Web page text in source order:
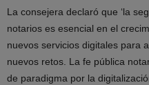
La consejera declaró que ‘la
notarios es esencial en el
nuevos servicios digitales para
nuevos retos. La fe pública
de paradigma por la